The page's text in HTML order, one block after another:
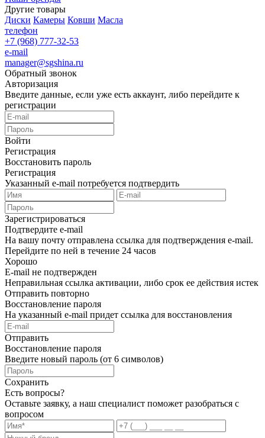
Другие товары
Диски Камеры Ковши Масла
телефон
+7 (968) 777-32-53
e-mail
manager@sgshina.ru
Обратный звонок
Авторизация
Введите данные, если уже есть аккаунт, либо перейдите к
регистрации
Войти
Регистрация
Восстановить пароль
Регистрация
Указанный e-mail потребуется подтвердить
Зарегистрироваться
Подтвердите e-mail
На вашу почту отправлена ссылка для подтверждения e-mail.
Перейдите по ней в течение 24 часов
Хорошо
E-mail не подтвержден
Неправильная ссылка активации, либо срок ее действия истек
Отправить повторно
Восстановление пароля
На указанный e-mail придет ссылка для восстановления
Отправить
Восстановление пароля
Введите новый пароль (от 6 символов)
Сохранить
Есть вопросы?
Оставьте заявку, а наш специалист поможет разобраться с
вопросом